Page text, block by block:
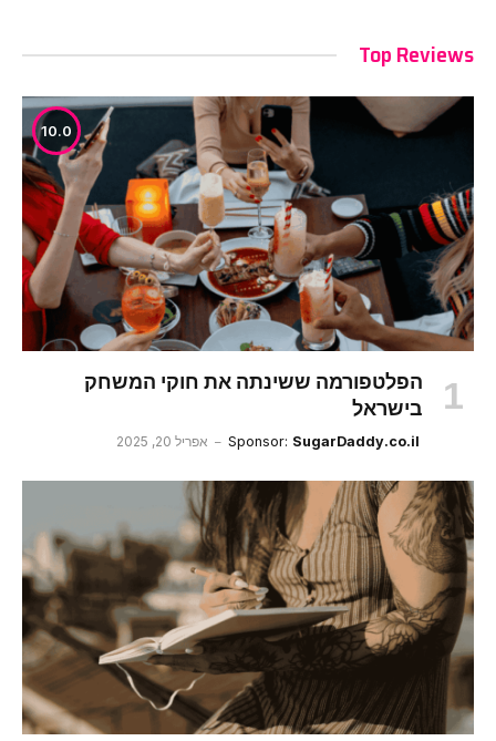
Top Reviews
10.0
הפלטפורמה ששינתה את חוקי המשחק
בישראל
Sponsor: SugarDaddy.co.il אפריל 20, 2025